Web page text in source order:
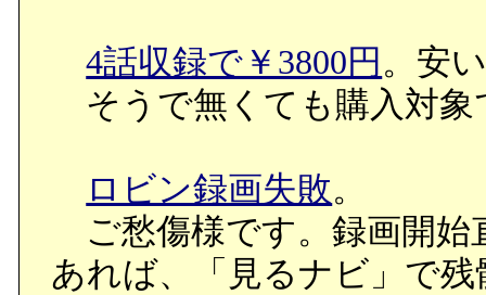
4話収録で￥3800円 。安
そうで無くても購入対象
ロビン録画失敗。
ご愁傷様です。録画開始
あれば、「見るナビ」で